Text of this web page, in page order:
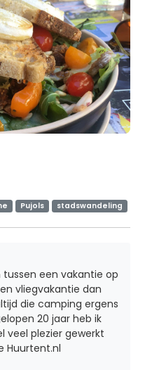
Pujols stadswandeling
tussen een vakantie op
vliegvakantie dan
die camping ergens
20 jaar heb ik
veel plezier gewerkt
Huurtent.nl